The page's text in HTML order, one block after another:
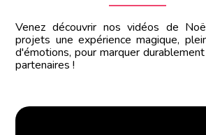
Venez découvrir nos vidéos de
projets une expérience magique,
d'émotions, pour marquer
partenaires !